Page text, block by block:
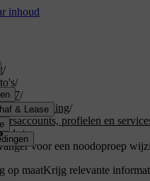
/
/
/
/
profielen en
/
voor een noodoproep
op maatKrijg relevante